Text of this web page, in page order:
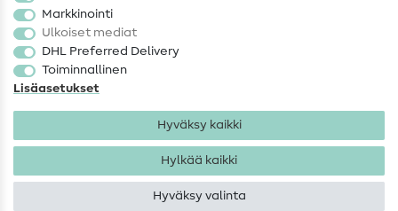
Ompelutarvikkeet
Ale
Markkinointi
Ulkoiset mediat
DHL Preferred Delivery
Toiminnallinen
Lisäasetukset
Hyväksy kaikki
Hylkää kaikki
Hyväksy valinta
Tietosuoja
Käyttöehdot
Peruutusoikeus
Tekijänoikeus 2026 SewIY GmbH